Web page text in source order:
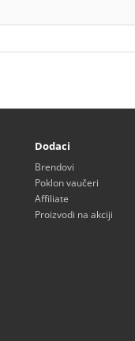
Dodaci
Brendovi
Poklon vaučeri
Affiliate
Proizvodi na akciji